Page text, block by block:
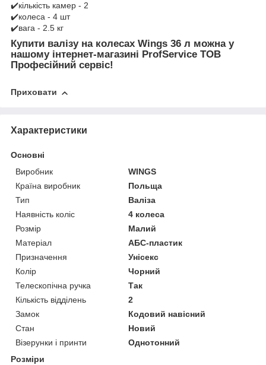
✔️кількість камер - 2
✔️колеса - 4 шт
✔️вага - 2.5 кг
Купити валізу на колесах Wings 36 л можна у
нашому інтернет-магазині ProfService ТОВ
Професійний сервіс!
Приховати
Характеристики
Основні
Виробник
WINGS
Країна виробник
Польща
Тип
Валіза
Наявність коліс
4 колеса
Розмір
Малий
Матеріал
АБС-пластик
Призначення
Унісекс
Колір
Чорний
Телескопічна ручка
Так
Кількість відділень
2
Замок
Кодовий навісний
Стан
Новий
Візерунки і принти
Однотонний
Розміри